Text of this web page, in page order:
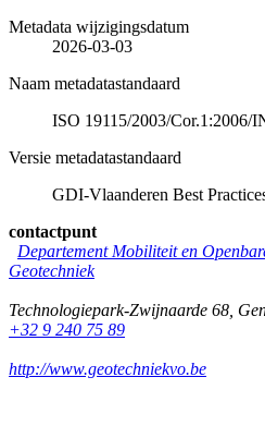
Metadata wijzigingsdatum
2026-03-03
Naam metadatastandaard
ISO 19115/2003/Cor.1:2006/
Versie metadatastandaard
GDI-Vlaanderen Best
contactpunt
Departement Mobiliteit en
Geotechniek
Technologiepark-Zwijnaarde 68
+32 9 240 75 89
http://www.geotechniekvo.be